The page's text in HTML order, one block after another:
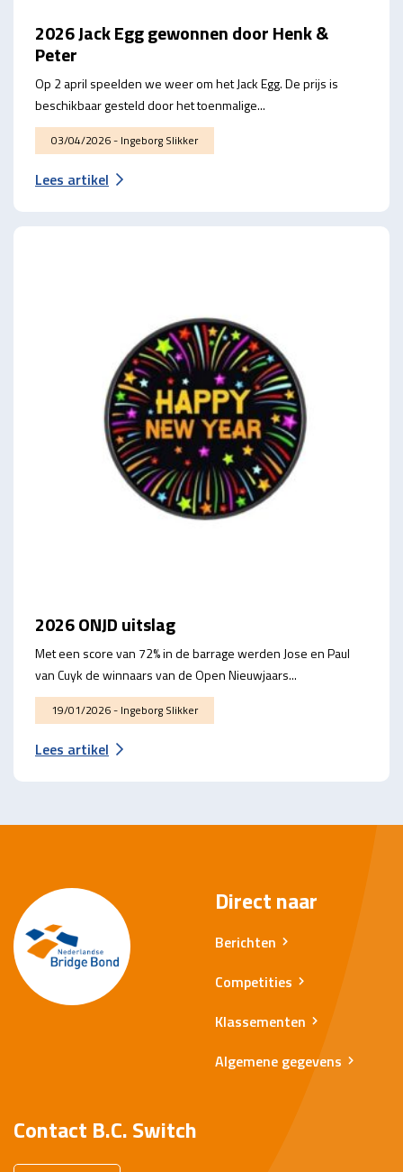
2026 Jack Egg gewonnen door Henk &
Peter
Op 2 april speelden we weer om het Jack Egg. De prijs is
beschikbaar gesteld door het toenmalige...
03/04/2026 - Ingeborg Slikker
Lees artikel
2026 ONJD uitslag
Met een score van 72% in de barrage werden Jose en Paul
van Cuyk de winnaars van de Open Nieuwjaars...
19/01/2026 - Ingeborg Slikker
Lees artikel
Direct naar
Berichten
Competities
Klassementen
Algemene gegevens
Contact B.C. Switch